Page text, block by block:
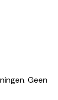
Geen